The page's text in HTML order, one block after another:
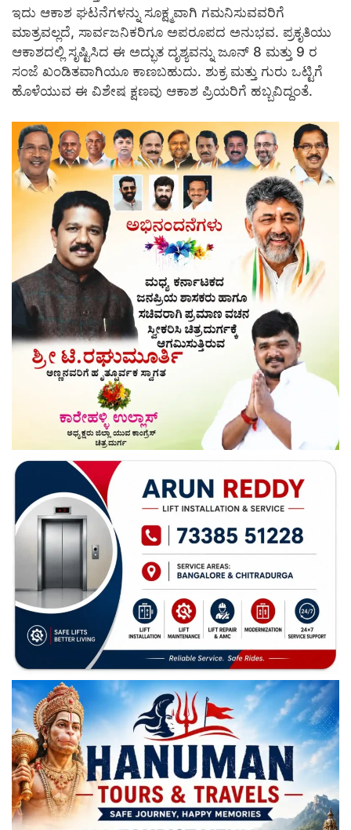
ಇದು ಆಕಾಶ ಘಟನೆಗಳನ್ನು ಸೂಕ್ಷ್ಮವಾಗಿ ಗಮನಿಸುವವರಿಗೆ
ಮಾತ್ರವಲ್ಲದೆ, ಸಾರ್ವಜನಿಕರಿಗೂ ಅಪರೂಪದ ಅನುಭವ. ಪ್ರಕೃತಿಯು
ಆಕಾಶದಲ್ಲಿ ಸೃಷ್ಟಿಸಿದ ಈ ಅದ್ಭುತ ದೃಶ್ಯವನ್ನು ಜೂನ್ 8 ಮತ್ತು 9 ರ
ಸಂಜೆ ಖಂಡಿತವಾಗಿಯೂ ಕಾಣಬಹುದು. ಶುಕ್ರ ಮತ್ತು ಗುರು ಒಟ್ಟಿಗೆ
ಹೊಳೆಯುವ ಈ ವಿಶೇಷ ಕ್ಷಣವು ಆಕಾಶ ಪ್ರಿಯರಿಗೆ ಹಬ್ಬವಿದ್ದಂತೆ.